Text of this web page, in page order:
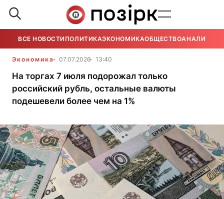
ВСЕ НОВОСТИ ПОЛИТИКАЭКОНОМИКАОБЩЕСТВОАНАЛИТИКА
Экономика 07.07.2026 13:40
На торгах 7 июля подорожал только
российский рубль, остальные валюты
подешевели более чем на 1%